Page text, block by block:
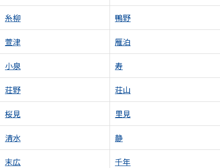
糸柳 鴨野
萱津 雁泊
小泉 寿
荘野 荘山
桜見 里見
清水 静
末広 千年